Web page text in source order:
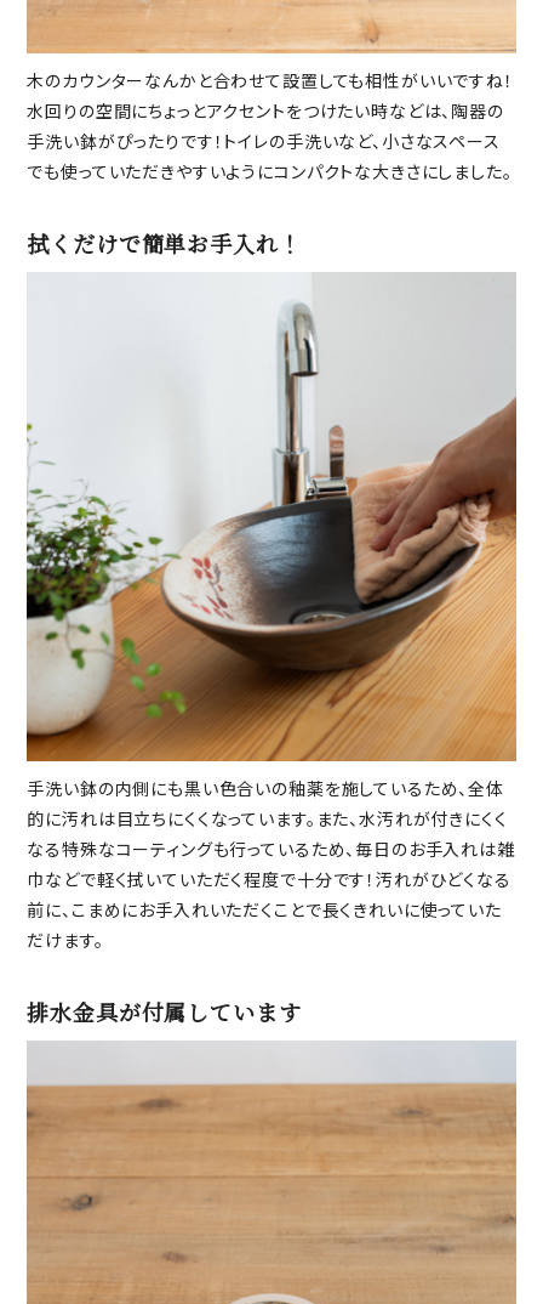
木のカウンターなんかと合わせて設置しても相性がいいですね！
水回りの空間にちょっとアクセントをつけたい時などは、陶器の
手洗い鉢がぴったりです！トイレの手洗いなど、小さなスペース
でも使っていただきやすいようにコンパクトな大きさにしました。
拭くだけで簡単お手入れ！
手洗い鉢の内側にも黒い色合いの釉薬を施しているため、全体
的に汚れは目立ちにくくなっています。また、水汚れが付きにくく
なる特殊なコーティングも行っているため、毎日のお手入れは雑
巾などで軽く拭いていただく程度で十分です！汚れがひどくなる
前に、こまめにお手入れいただくことで長くきれいに使っていた
だけます。
排水金具が付属しています